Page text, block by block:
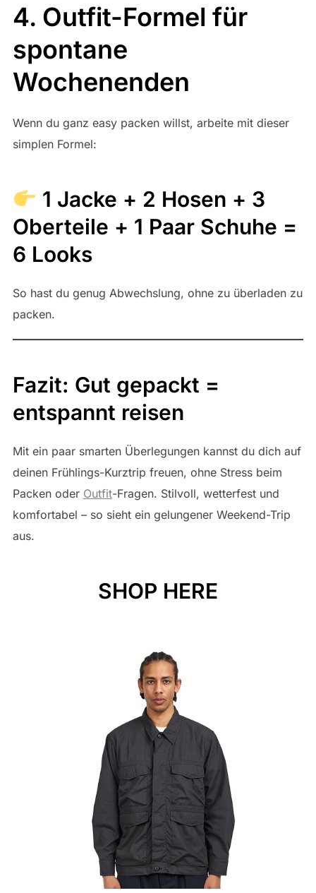
4. Outfit-Formel für
spontane
Wochenenden
Wenn du ganz easy packen willst, arbeite mit dieser
simplen Formel:
1 Jacke + 2 Hosen + 3
Oberteile + 1 Paar Schuhe =
6 Looks
So hast du genug Abwechslung, ohne zu überladen zu
packen.
Fazit: Gut gepackt =
entspannt reisen
Mit ein paar smarten Überlegungen kannst du dich auf
deinen Frühlings-Kurztrip freuen, ohne Stress beim
Packen oder Outfit-Fragen. Stilvoll, wetterfest und
komfortabel – so sieht ein gelungener Weekend-Trip
aus.
SHOP HERE